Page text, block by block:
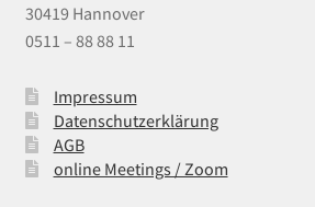
30419 Hannover
0511 – 88 88 11
Impressum
Datenschutzerklärung
AGB
online Meetings / Zoom